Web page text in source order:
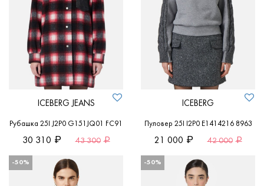
ICEBERG JEANS
Рубашка 25I J2P0 G151JQ01 FC91
30 310 43 300
ICEBERG
Пуловер 25I I2P0 E1414216 8963
21 000 42 000
-50% -50%